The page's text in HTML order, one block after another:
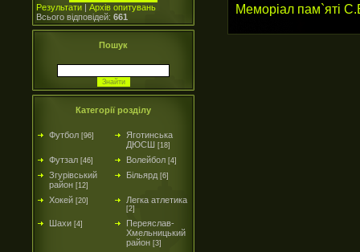
Результати | Архів опитувань
Всього відповідей: 661
Пошук
Категорії розділу
Футбол [96]
Яготинська
ДЮСШ [18]
Футзал [46] Волейбол [4]
Згурівський
район [12]
Більярд [6]
Хокей [20] Легка атлетика
[2]
Шахи [4]
Переяслав-
Хмельницький
район [3]
Меморіал пам`яті